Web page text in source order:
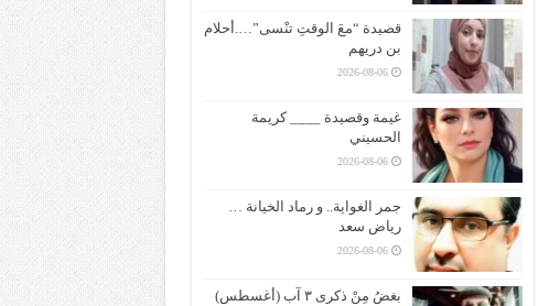
قصيدة “معَ الوقتِ تنْسى”….أحلام
بن دريهم
2026-08-06
غيمة وقصيدة ____ كريمة
الحسيني
2026-08-06
جمر الغواية.. و رماد الخيانة …
رياض سعد
2026-08-06
بغضُ مِنْ ذكرى ٣ آب (أغسطس)